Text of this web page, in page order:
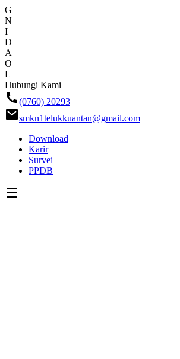
G
N
I
D
A
O
L
Skip
ke
konten
Hubungi Kami
(0760) 20293
smkn1telukkuantan@gmail.com
Download
Karir
Survei
PPDB